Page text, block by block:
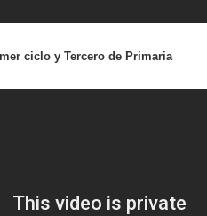
ciclo y Tercero de Primaria